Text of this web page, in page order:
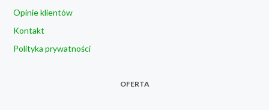
Opinie klientów
Kontakt
Polityka prywatności
OFERTA